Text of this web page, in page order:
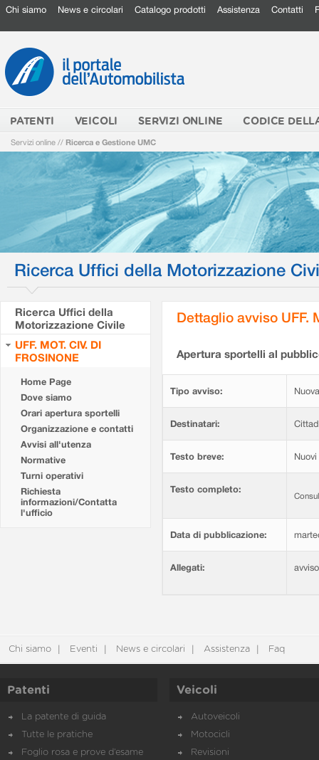
Chi siamo News e circolari Catalogo prodotti Assistenza Contatti
PATENTI VEICOLI SERVIZI ONLINE CODICE
Servizi online // Ricerca e Gestione UMC
Ricerca Uffici della Motorizzazione
Ricerca Uffici della
Motorizzazione Civile
UFF. MOT. CIV. DI
FROSINONE
Home Page
Dove siamo
Orari apertura sportelli
Organizzazione e contatti
Avvisi all'utenza
Normative
Turni operativi
Richiesta
informazioni/Contatta
l'ufficio
Dettaglio avviso UFF.
Apertura sportelli al
Tipo avviso:
Destinatari:
Testo breve:
Testo completo:
Data di pubblicazione:
Allegati:
Chi siamo Eventi News e circolari Assistenza Faq
Patenti
La patente di guida
Tutte le pratiche
Foglio rosa e prove d’esame
Veicoli
Autoveicoli
Motocicli
Revisioni